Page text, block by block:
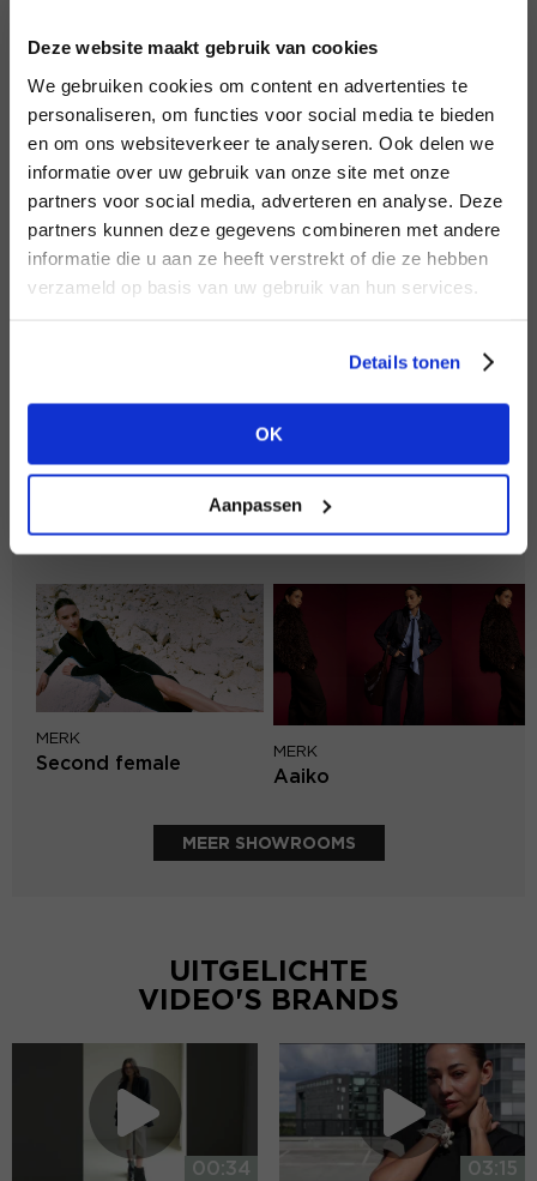
Deze website maakt gebruik van cookies
We gebruiken cookies om content en advertenties te
personaliseren, om functies voor social media te bieden
en om ons websiteverkeer te analyseren. Ook delen we
informatie over uw gebruik van onze site met onze
partners voor social media, adverteren en analyse. Deze
partners kunnen deze gegevens combineren met andere
informatie die u aan ze heeft verstrekt of die ze hebben
verzameld op basis van uw gebruik van hun services.
Details tonen
OK
Aanpassen
INLOGGEN
Wachtwoord
INLOGGEN
NOG GEEN ACCOUNT?
HEB JE NOG GEEN
ACCOUNT?
aan of bekijk de andere mogelijkheden.
BEKIJK ALLE OPTIES
MERK
Circle of Trust
Aimée the Label
MERK
MERK
Lofty Manner
MERK
Second female
MERK
Aaiko
MEER SHOWROOMS
UITGELICHTE
VIDEO'S BRANDS
00:34
03:15